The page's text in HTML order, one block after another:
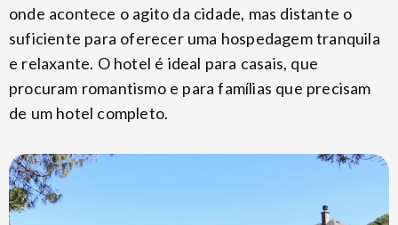
onde acontece o agito da cidade, mas distante o
suficiente para oferecer uma hospedagem tranquila
e relaxante. O hotel é ideal para casais, que
procuram romantismo e para famílias que precisam
de um hotel completo.